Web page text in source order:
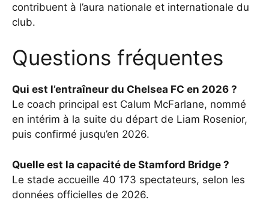
contribuent à l’aura nationale et internationale du
club.
Questions fréquentes
Qui est l’entraîneur du Chelsea FC en 2026 ?
Le coach principal est Calum McFarlane, nommé
en intérim à la suite du départ de Liam Rosenior,
puis confirmé jusqu’en 2026.
Quelle est la capacité de Stamford Bridge ?
Le stade accueille 40 173 spectateurs, selon les
données officielles de 2026.